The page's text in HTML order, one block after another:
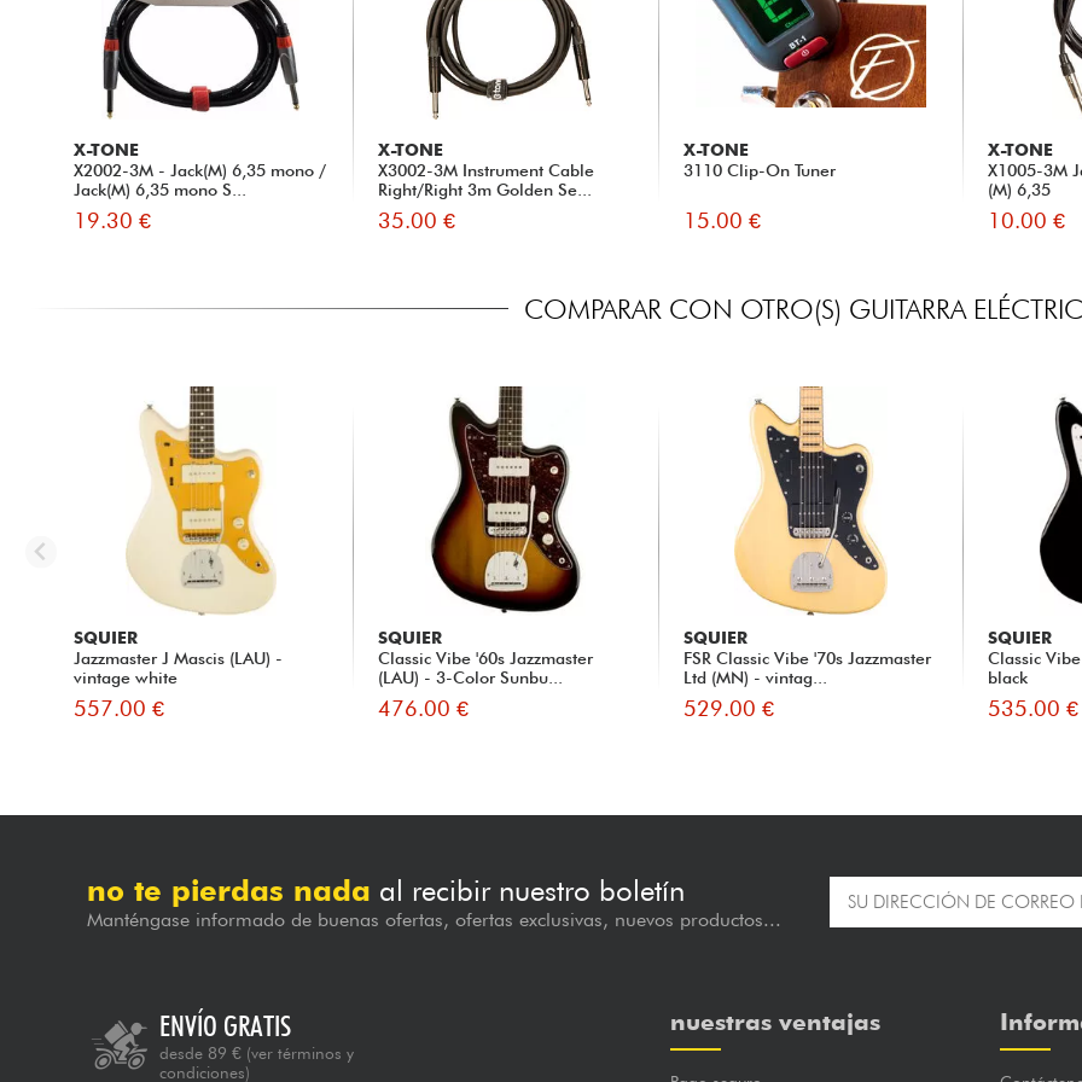
X-TONE
X2002-3M - Jack(M) 6,35 mono /
Jack(M) 6,35 mono S...
19.30 €
X-TONE
X3002-3M Instrument Cable
Right/Right 3m Golden Se...
35.00 €
X-TONE
3110 Clip-On Tuner
15.00 €
X-TONE
X1005-3M
(M) 6,35
10.00 €
COMPARAR CON OTRO(S) GUITARRA
SQUIER
Jazzmaster J Mascis (LAU) -
vintage white
557.00 €
SQUIER
Classic Vibe '60s Jazzmaster
(LAU) - 3-Color Sunbu...
476.00 €
SQUIER
FSR Classic Vibe '70s Jazzmaster
Ltd (MN) - vintag...
529.00 €
SQUIER
Classic
black
535.00 €
no te pierdas nada al recibir nuestro boletín
Manténgase informado de buenas ofertas, ofertas exclusivas, nuevos productos...
ENVÍO GRATIS
desde 89 € (ver términos y
condiciones)
nuestras ventajas